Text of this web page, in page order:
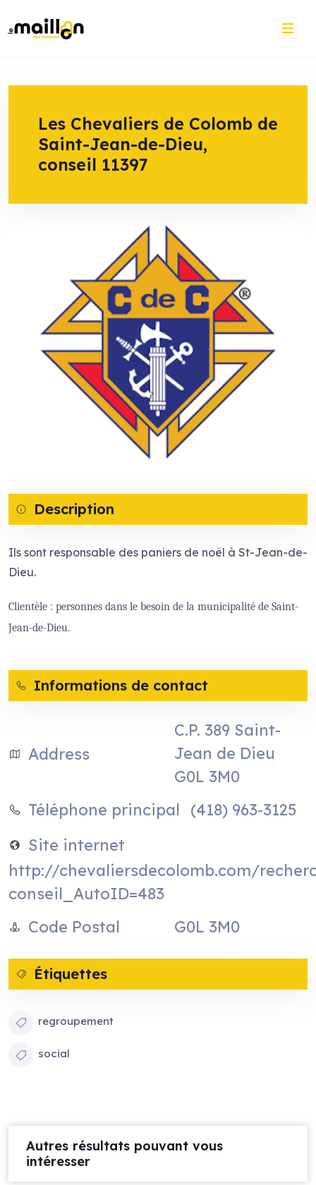
to
Les Chevaliers de Colomb de
Saint-Jean-de-Dieu,
conseil 11397
Description
Ils sont responsable des paniers de noël à St-Jean-de-
Dieu.
Clientèle : personnes dans le besoin de la municipalité de Saint-
Jean-de-Dieu.
Informations de contact
Address
C.P. 389 Saint-
Jean de Dieu
G0L 3M0
Téléphone principal
(418) 963-3125
Site internet
http://chevaliersdecolomb.com/
conseil_AutoID=483
Code Postal
G0L 3M0
Étiquettes
regroupement
social
Autres résultats pouvant vous
intéresser